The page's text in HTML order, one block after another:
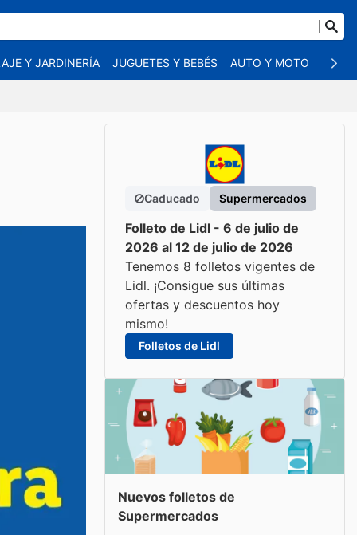
Y JARDINERÍA JUGUETES Y BEBÉS AUTO Y MOTO
Caducado Supermercados
Folleto de Lidl - 6 de julio de
2026 al 12 de julio de 2026
Tenemos 8 folletos vigentes de
Lidl. ¡Consigue sus últimas
ofertas y descuentos hoy
mismo!
Folletos de Lidl
Nuevos folletos de
Supermercados